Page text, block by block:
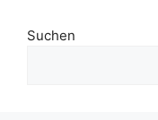
Suchen